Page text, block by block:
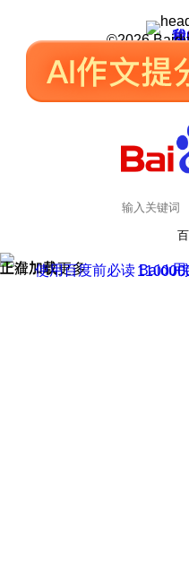
我
我
皮
用
©2026
正在加载
上滑加载更多 用
使用百度前必读 Baidu
京公网安备